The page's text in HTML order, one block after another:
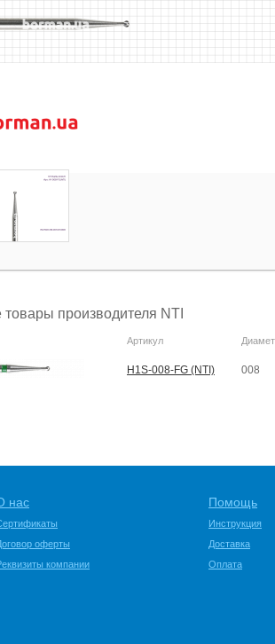
производителя NTI
Артикул
H1S-008-FG (NTI) 008
нас
оферты
компании
Помощь
Инструкция
Доставка
Оплата